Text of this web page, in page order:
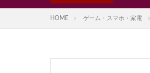
HOME ゲーム・スマホ・家電